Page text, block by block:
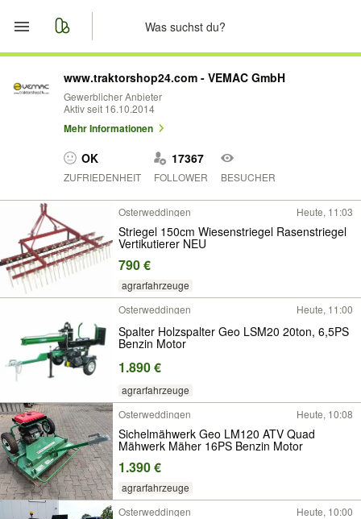
Start
Merkliste
Nachrichten
www.traktorshop24.com - VEMAC GmbH
Gewerblicher Anbieter
Aktiv seit 16.10.2014
Mehr Informationen
OK
ZUFRIEDENHEIT
17367
FOLLOWER BESUCHER
Osterweddingen Heute, 11:03
Striegel 150cm Wiesenstriegel Rasenstriegel
Vertikutierer NEU
790 €
agrarfahrzeuge
Osterweddingen
Heute, 11:00
Spalter Holzspalter Geo LSM20 20ton, 6,5PS
Benzin Motor
1.890 €
agrarfahrzeuge
Osterweddingen
Heute, 10:08
Sichelmähwerk Geo LM120 ATV Quad
Mähwerk Mäher 16PS Benzin Motor
1.390 €
agrarfahrzeuge
Osterweddingen
Heute, 10:00